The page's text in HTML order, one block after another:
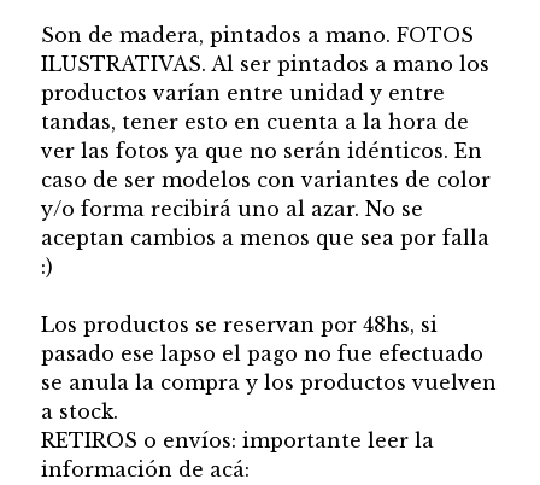
Son de madera, pintados a mano. FOTOS
ILUSTRATIVAS. Al ser pintados a mano los
productos varían entre unidad y entre
tandas, tener esto en cuenta a la hora de
ver las fotos ya que no serán idénticos. En
caso de ser modelos con variantes de color
y/o forma recibirá uno al azar. No se
aceptan cambios a menos que sea por falla
:)
Los productos se reservan por 48hs, si
pasado ese lapso el pago no fue efectuado
se anula la compra y los productos vuelven
a stock.
RETIROS o envíos: importante leer la
información de acá: